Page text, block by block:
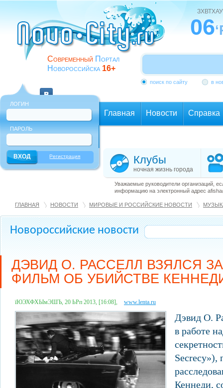
Современный Портал
Новороссийска 16+
ЗХВТХАУ
06
поиск по сайту в
ЛОГИН
ПАРОЛЬ
Регистрация
Главная Новости Справка
Клубы
ночная жизнь города
Уважаемые руководители организаций,
информацию на электронный адрес
ГЛАВНАЯ НОВОСТИ МИРОВЫЕ И РОССИЙСКИЕ НОВОСТИ
Новороссийские новости
ДЭВИД О. РАССЕЛЛ ВЗЯЛСЯ ЗА
ФИЛЬМ ОБ УБИЙСТВЕ
їЮЭХФХЫмЭШЪ, 20 ЬРп 2013, [16:08], www.lenta.ru
Дэвид О.
в работе
Secrecy»),
Кеннеди,